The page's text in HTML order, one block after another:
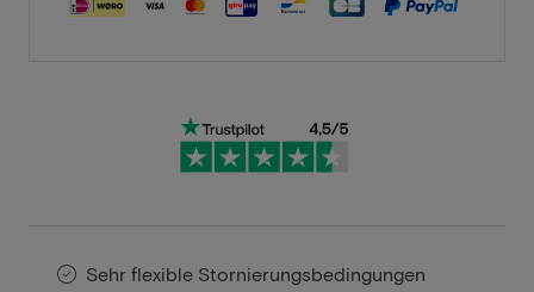
Sehr flexible Stornierungsbedingungen